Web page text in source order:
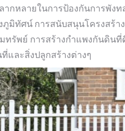
กหลายในการป้องกันการพัง
ภูมิทัศน์ การสนับสนุนโครงสร้า
ทรัพย์ การสร้างกำแพงกันดิน
และสิ่งปลูกสร้างต่างๆ